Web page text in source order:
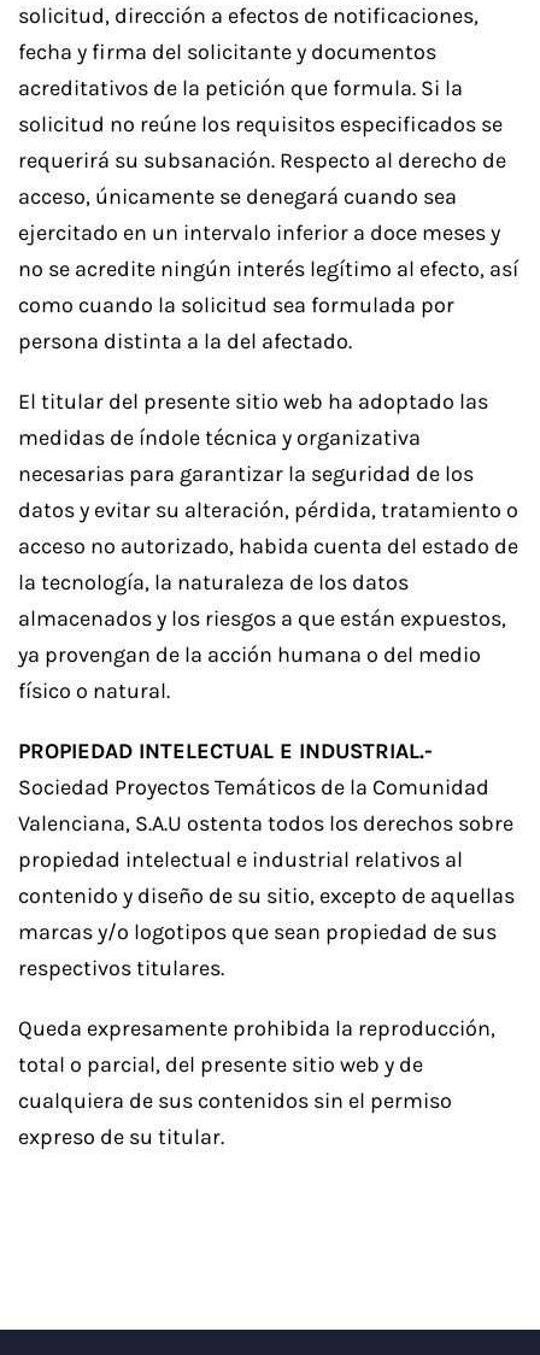
solicitud, dirección a efectos de notificaciones,
fecha y firma del solicitante y documentos
acreditativos de la petición que formula. Si la
solicitud no reúne los requisitos especificados se
requerirá su subsanación. Respecto al derecho de
acceso, únicamente se denegará cuando sea
ejercitado en un intervalo inferior a doce meses y
no se acredite ningún interés legítimo al efecto, así
como cuando la solicitud sea formulada por
persona distinta a la del afectado.
El titular del presente sitio web ha adoptado las
medidas de índole técnica y organizativa
necesarias para garantizar la seguridad de los
datos y evitar su alteración, pérdida, tratamiento o
acceso no autorizado, habida cuenta del estado de
la tecnología, la naturaleza de los datos
almacenados y los riesgos a que están expuestos,
ya provengan de la acción humana o del medio
físico o natural.
PROPIEDAD INTELECTUAL E INDUSTRIAL.-
Sociedad Proyectos Temáticos de la Comunidad
Valenciana, S.A.U ostenta todos los derechos sobre
propiedad intelectual e industrial relativos al
contenido y diseño de su sitio, excepto de aquellas
marcas y/o logotipos que sean propiedad de sus
respectivos titulares.
Queda expresamente prohibida la reproducción,
total o parcial, del presente sitio web y de
cualquiera de sus contenidos sin el permiso
expreso de su titular.